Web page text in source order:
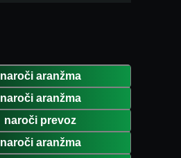
naroči aranžma
naroči aranžma
naroči prevoz
naroči aranžma